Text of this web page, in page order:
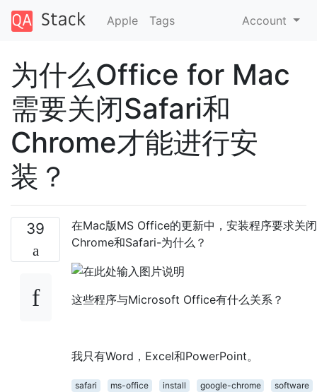
Apple Tags Account
为什么Office for Mac
需要关闭Safari和
Chrome才能进行安
装？
39
在Mac版MS Office的更新中，安装程序要求关闭
Chrome和Safari-为什么？
这些程序与Microsoft Office有什么关系？
我只有Word，Excel和PowerPoint。
safari ms-office install google-chrome
software